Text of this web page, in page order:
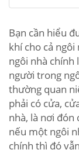
Bạn cần hiểu
khí cho cả
ngôi nhà chính
người trong
thường quan
phải có cửa,
nhà, là nơi đón
nếu một ngôi
chính thì đó